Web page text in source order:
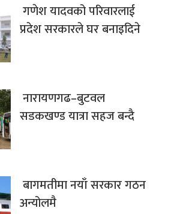
गणेश यादवको परिवारलाई
प्रदेश सरकारले घर बनाइदिने
नारायणगढ–बुटवल
सडकखण्ड यात्रा सहज बन्दै
बागमतीमा नयाँ सरकार गठन
अन्योलमै